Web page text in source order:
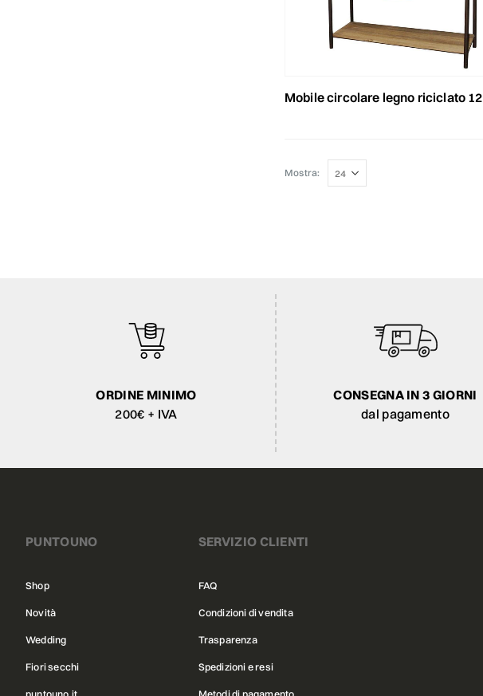
mobile circolare legno riciclato 125x43 cm h.171 cm rovere
Mostra:
ORDINE MINIMO
200€ + IVA
CONSEGNA IN 3 GIORNI
dal pagamento
PUNTOUNO
Shop
Novità
Wedding
Fiori secchi
SERVIZIO CLIENTI
FAQ
Condizioni di vendita
Trasparenza
Spedizioni e resi